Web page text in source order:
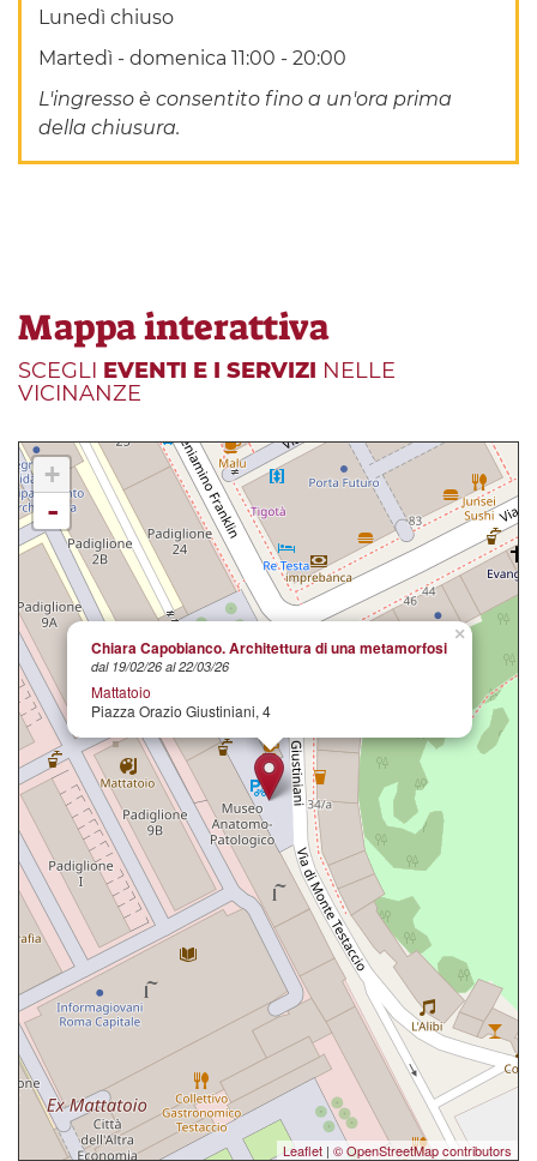
Lunedì chiuso
Martedì - domenica 11:00 - 20:00
L'ingresso è consentito fino a un'ora prima
della chiusura.
Mappa interattiva
SCEGLI EVENTI E I SERVIZI NELLE
VICINANZE
×
Chiara Capobianco. Architettura di una metamorfosi
dal 19/02/26 al 22/03/26
Mattatoio
Piazza Orazio Giustiniani, 4
+
-
Leaflet | © OpenStreetMap contributors